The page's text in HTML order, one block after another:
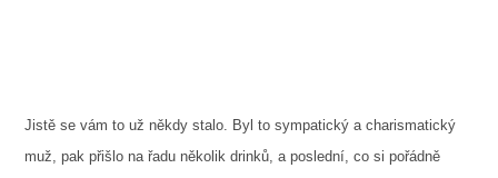
Jistě se vám to už někdy stalo. Byl to sympatický a charismatický
muž, pak přišlo na řadu několik drinků, a poslední, co si pořádně